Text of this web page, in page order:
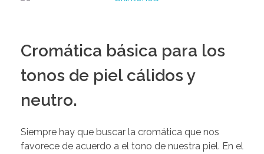
Cromática básica para los
tonos de piel cálidos y
neutro.
Siempre hay que buscar la cromática que nos
favorece de acuerdo a el tono de nuestra piel. En el